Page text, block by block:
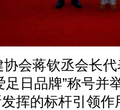
会蒋钦丞会长
足日品牌”称号并
挥的标杆引领